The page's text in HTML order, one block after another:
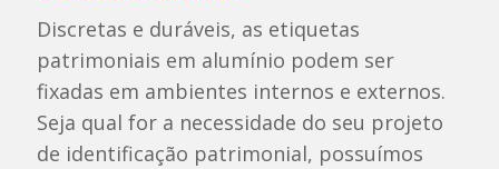
Discretas e duráveis, as etiquetas
patrimoniais em alumínio podem ser
fixadas em ambientes internos e externos.
Seja qual for a necessidade do seu projeto
de identificação patrimonial, possuímos